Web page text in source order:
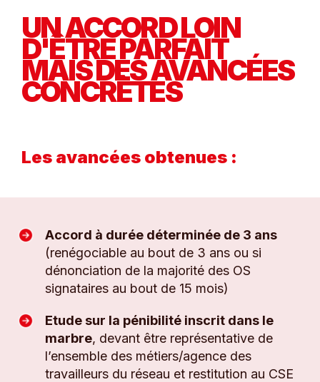
UN ACCORD LOIN
D'ÊTRE PARFAIT
MAIS DES AVANCÉES
CONCRÈTES
Les avancées obtenues :
Accord à durée déterminée de 3 ans
(renégociable au bout de 3 ans ou si
dénonciation de la majorité des OS
signataires au bout de 15 mois)
Etude sur la pénibilité inscrit dans le
marbre, devant être représentative de
l’ensemble des métiers/agence des
travailleurs du réseau et restitution au CSE